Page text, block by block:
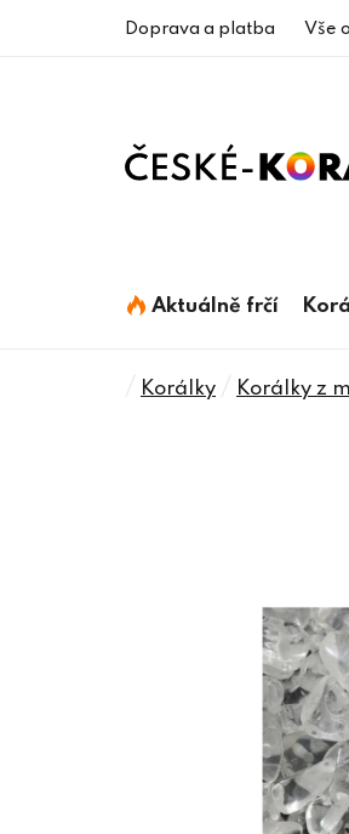
Doprava a platba Vše
Aktuálně frčí
Domů
Korálky Korálky z